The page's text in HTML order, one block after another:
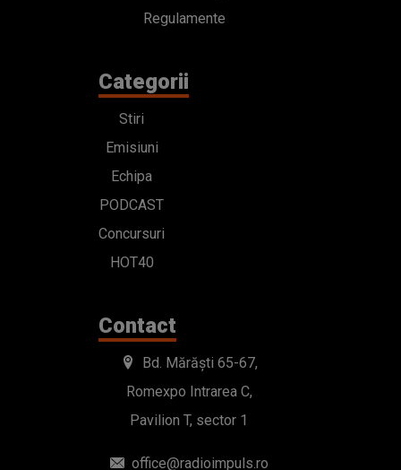
Regulamente
Categorii
Stiri
Emisiuni
Echipa
PODCAST
Concursuri
HOT40
Contact
Bd. Mărăști 65-67,
Romexpo Intrarea C,
Pavilion T, sector 1
office@radioimpuls.ro